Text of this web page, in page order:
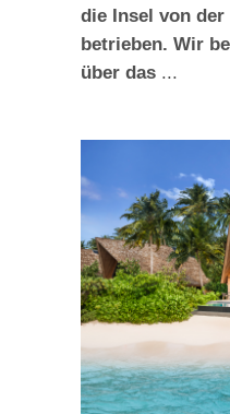
die Insel von der
betrieben. Wir
über das